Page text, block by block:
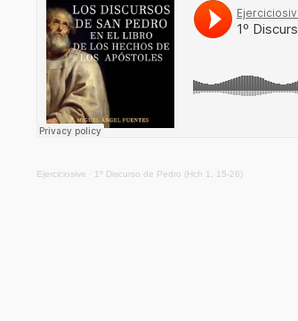
Ejerciciosive · 1º Discurso de Pedro (Hch 1, 15-26)